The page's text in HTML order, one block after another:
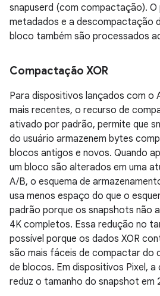
snapuserd (com compactação). O
metadados e a descompactação
bloco também são processados
Compactação XOR
Para dispositivos lançados com o
mais recentes, o recurso de
ativado por padrão, permite que
do usuário armazenem bytes
blocos antigos e novos. Quando
um bloco são alterados em uma
A/B, o esquema de
usa menos espaço do que o
padrão porque os snapshots não
4K completos. Essa redução no
possível porque os dados XOR
são mais fáceis de compactar do
de blocos. Em dispositivos Pixel,
reduz o tamanho do snapshot em